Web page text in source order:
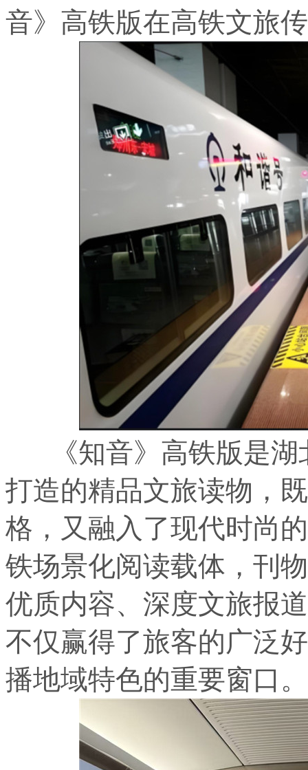
音》高铁版在高铁文旅
《知音》高铁版是湖
打造的精品文旅读物，
格，又融入了现代时尚
铁场景化阅读载体，刊
优质内容、深度文旅报
不仅赢得了旅客的广泛
播地域特色的重要窗口。